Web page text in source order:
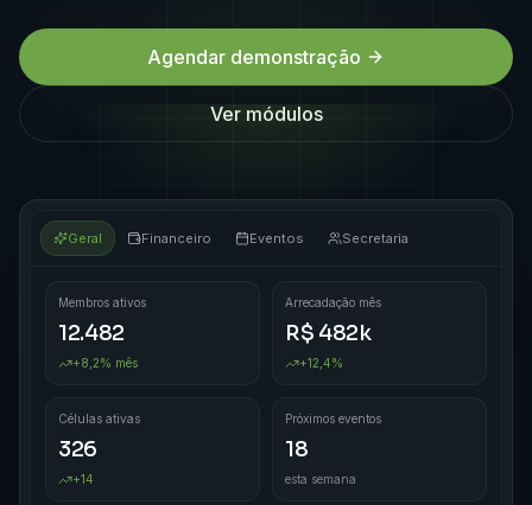
Agendar demonstração
Ver módulos
Geral Financeiro Eventos Secretaria
Membros ativos
12.482
+8,2% mês
Arrecadação mês
R$ 482k
+12,4%
Células ativas
326
+14
Próximos eventos
18
esta semana